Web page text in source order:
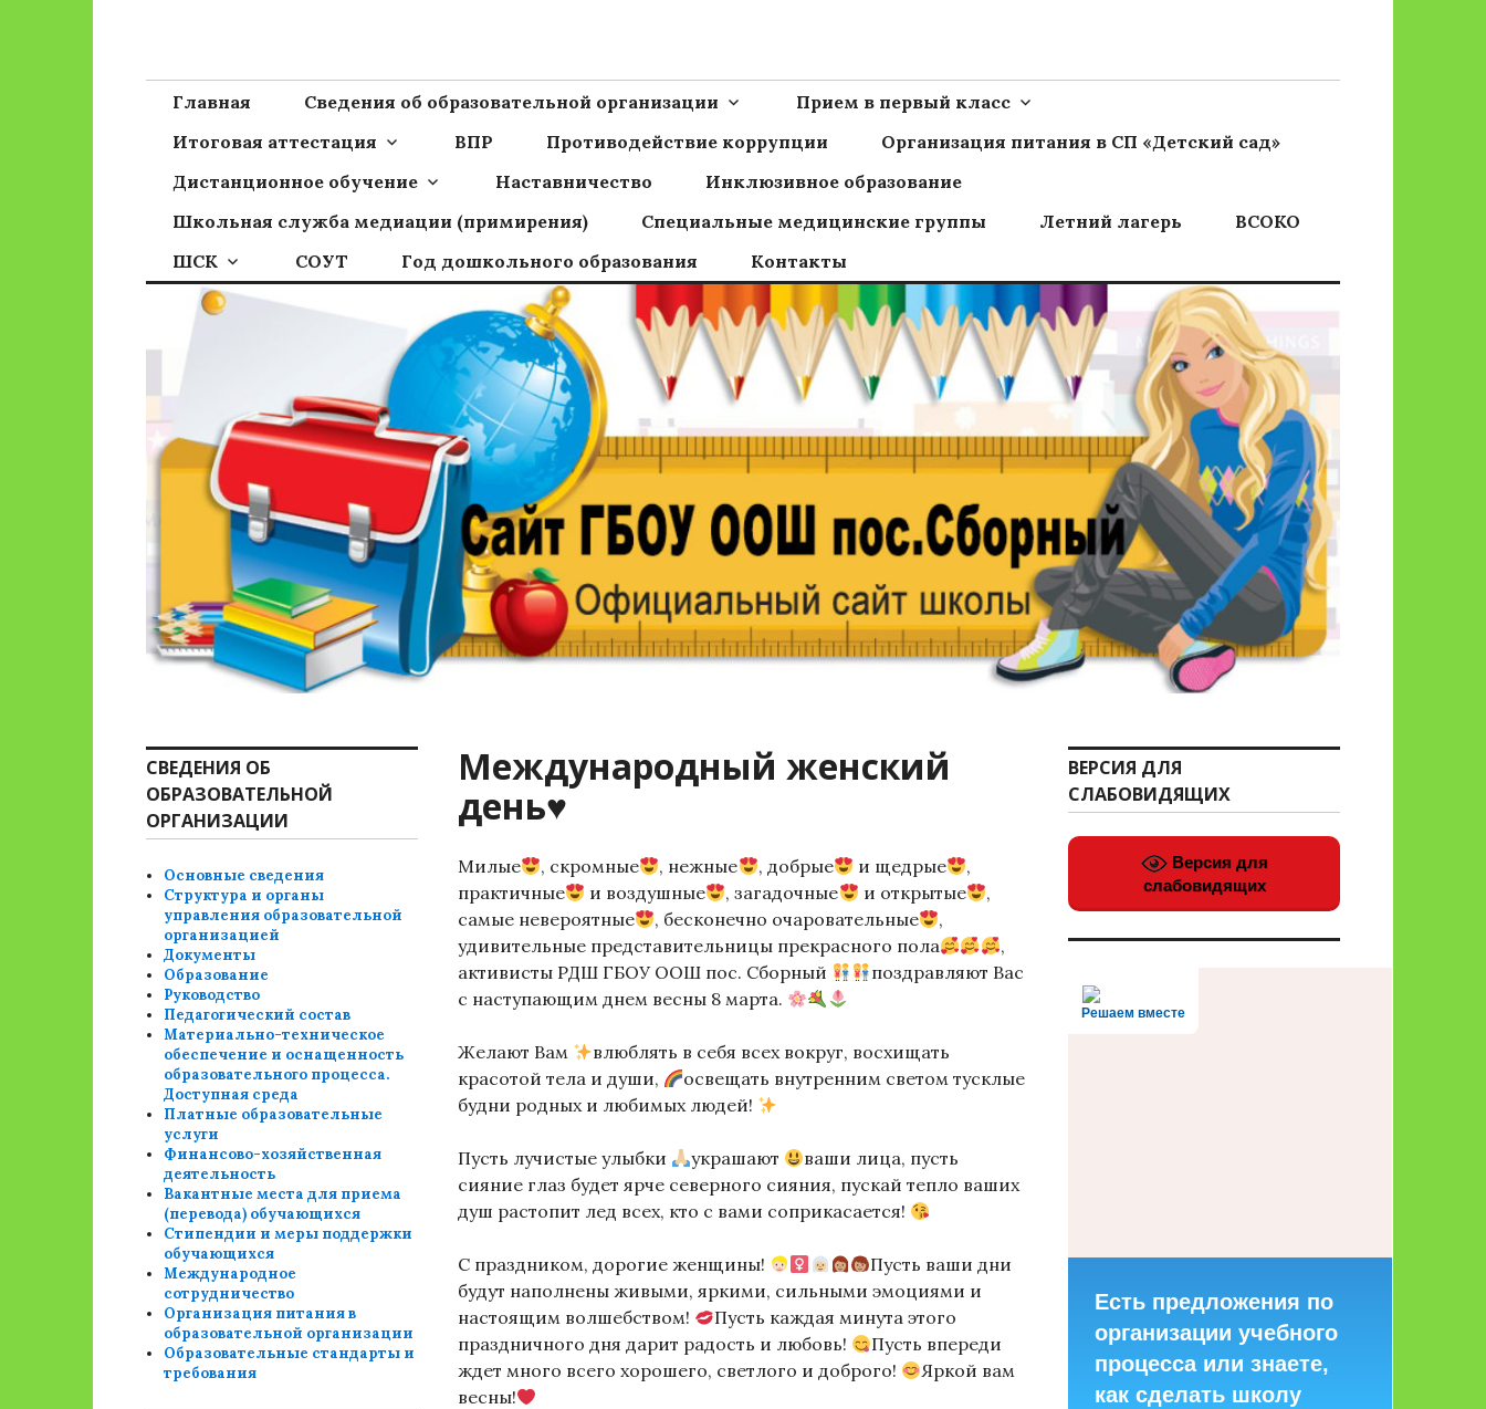
Сайт ГБОУ ООШ пос.Сборный
Главная Сведения об образовательной организации
Прием в первый класс
Итоговая аттестация
ВПР Противодействие коррупции
Организация питания в СП «Детский сад»
Дистанционное обучение
Наставничество
Инклюзивное образование
Школьная служба медиации (примирения)
Специальные медицинские группы Летний лагерь
ВСОКО
ШСК
СОУТ Год дошкольного образования Контакты
Международный женский
день♥
Милые , скромные , нежные , добрые и щедрые
,
практичные
и воздушные , загадочные и открытые
,
самые невероятные
, бесконечно очаровательные
,
удивительные представительницы прекрасного пола
,
активисты РДШ ГБОУ ООШ пос. Сборный
поздравляют Вас
с наступающим днем весны 8 марта.
Желают Вам
влюблять в себя всех вокруг, восхищать
красотой тела и души,
освещать внутренним светом тусклые
будни родных и любимых людей!
Пусть лучистые улыбки украшают
ваши лица, пусть
сияние глаз будет ярче северного сияния, пускай тепло ваших
душ растопит лед всех, кто с вами соприкасается!
С праздником, дорогие женщины!
Пусть ваши дни
будут наполнены живыми, яркими, сильными эмоциями и
настоящим волшебством!
Пусть каждая минута этого
праздничного дня дарит радость и любовь!
Пусть впереди
ждет много всего хорошего, светлого и доброго!
Яркой вам
весны!
СВЕДЕНИЯ ОБ
ОБРАЗОВАТЕЛЬНОЙ
ОРГАНИЗАЦИИ
Основные сведения
Структура и органы
управления образовательной
организацией
Документы
Образование
Руководство
Педагогический состав
Материально-техническое
обеспечение и оснащенность
образовательного процесса.
Доступная среда
Платные образовательные
услуги
Финансово-хозяйственная
деятельность
Вакантные места для приема
(перевода) обучающихся
Стипендии и меры поддержки
обучающихся
Международное
сотрудничество
Организация питания в
образовательной организации
Образовательные стандарты и
требования
ВЕРСИЯ ДЛЯ
СЛАБОВИДЯЩИХ
Версия для
слабовидящих
Решаем вместе
Есть предложения по
организации учебного
процесса или знаете,
как сделать школу